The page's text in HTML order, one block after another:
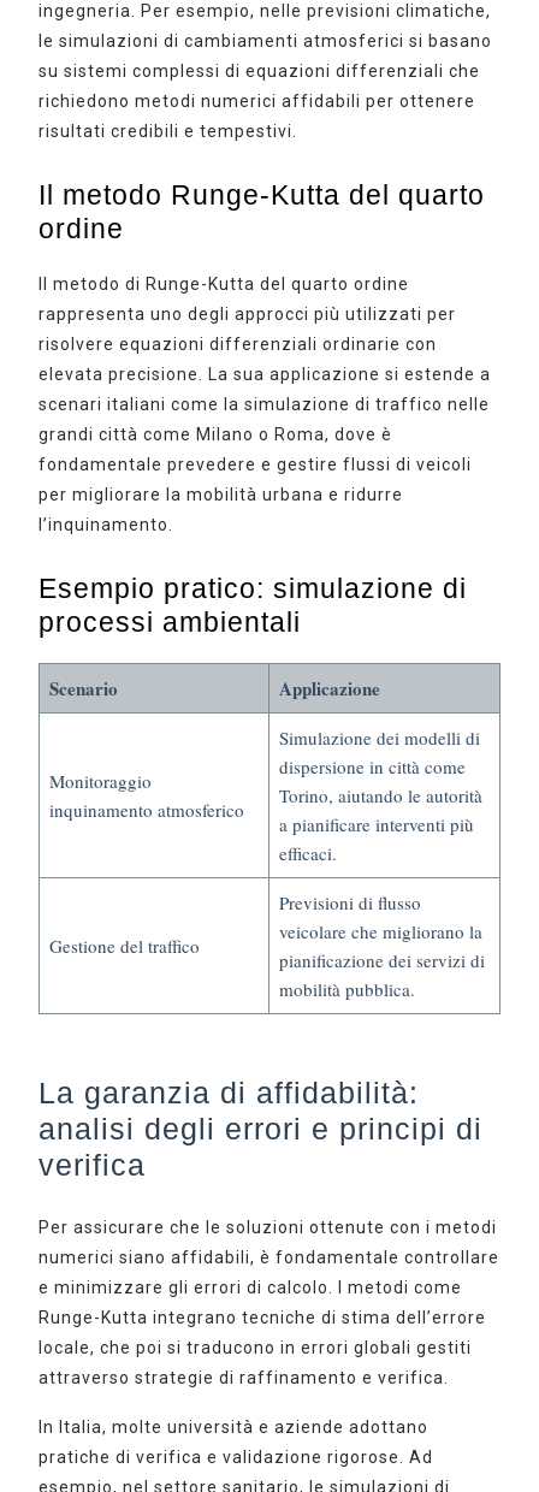
ingegneria. Per esempio, nelle previsioni climatiche,
le simulazioni di cambiamenti atmosferici si basano
su sistemi complessi di equazioni differenziali che
richiedono metodi numerici affidabili per ottenere
risultati credibili e tempestivi.
Il metodo Runge-Kutta del quarto
ordine
Il metodo di Runge-Kutta del quarto ordine
rappresenta uno degli approcci più utilizzati per
risolvere equazioni differenziali ordinarie con
elevata precisione. La sua applicazione si estende a
scenari italiani come la simulazione di traffico nelle
grandi città come Milano o Roma, dove è
fondamentale prevedere e gestire flussi di veicoli
per migliorare la mobilità urbana e ridurre
l’inquinamento.
Esempio pratico: simulazione di
processi ambientali
Scenario Applicazione
Monitoraggio
inquinamento atmosferico
Simulazione dei modelli di
dispersione in città come
Torino, aiutando le autorità
a pianificare interventi più
efficaci.
Gestione del traffico
Previsioni di flusso
veicolare che migliorano la
pianificazione dei servizi di
mobilità pubblica.
La garanzia di affidabilità:
analisi degli errori e principi di
verifica
Per assicurare che le soluzioni ottenute con i metodi
numerici siano affidabili, è fondamentale controllare
e minimizzare gli errori di calcolo. I metodi come
Runge-Kutta integrano tecniche di stima dell’errore
locale, che poi si traducono in errori globali gestiti
attraverso strategie di raffinamento e verifica.
In Italia, molte università e aziende adottano
pratiche di verifica e validazione rigorose. Ad
esempio, nel settore sanitario, le simulazioni di